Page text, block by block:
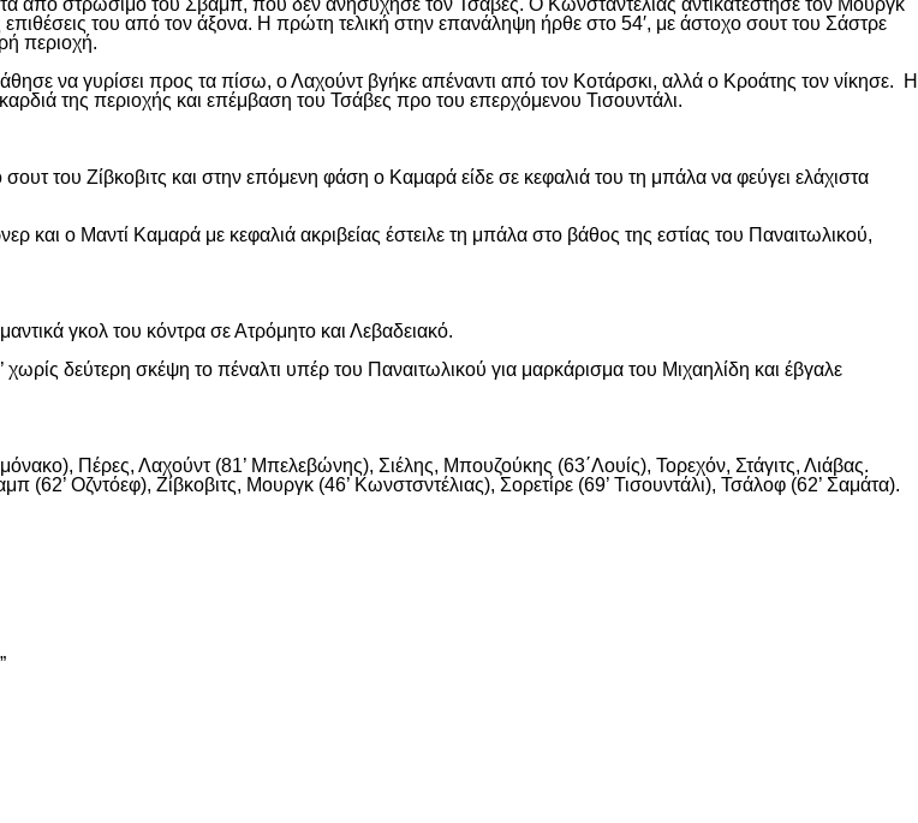
από στρώσιμο του Σβαμπ, που δεν ανησύχησε τον Τσάβες. Ο Κωνσταντέλιας αντικατέστησε τον Μουργκ
του από τον άξονα. Η πρώτη τελική στην επανάληψη ήρθε στο 54′, με άστοχο σουτ του Σάστρε
περιοχή.
να γυρίσει προς τα πίσω, ο Λαχούντ βγήκε απέναντι από τον Κοτάρσκι, αλλά ο Κροάτης τον νίκησε. Η
της περιοχής και επέμβαση του Τσάβες προ του επερχόμενου Τισουντάλι.
του Ζίβκοβιτς και στην επόμενη φάση ο Καμαρά είδε σε κεφαλιά του τη μπάλα να φεύγει ελάχιστα
και ο Μαντί Καμαρά με κεφαλιά ακριβείας έστειλε τη μπάλα στο βάθος της εστίας του Παναιτωλικού,
γκολ του κόντρα σε Ατρόμητο και Λεβαδειακό.
δεύτερη σκέψη το πέναλτι υπέρ του Παναιτωλικού για μαρκάρισμα του Μιχαηλίδη και έβγαλε
Πέρες, Λαχούντ (81’ Μπελεβώνης), Σιέλης, Μπουζούκης (63΄Λουίς), Τορεχόν, Στάγιτς, Λιάβας.
Οζντόεφ), Ζίβκοβιτς, Μουργκ (46’ Κωνστσντέλιας), Σορετίρε (69’ Τισουντάλι), Τσάλοφ (62’ Σαμάτα).